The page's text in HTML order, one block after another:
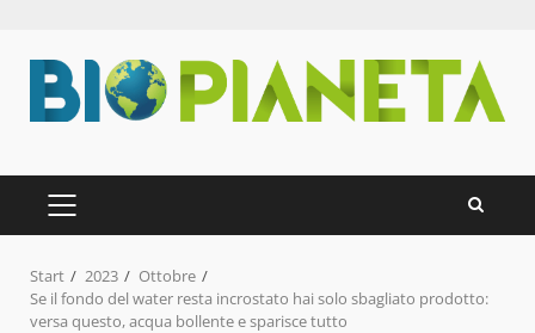
Inhalt
springen
PRIMÄRES
MENÜ
Start 2023
Ottobre
Se il fondo del water resta incrostato hai solo sbagliato prodotto:
versa questo, acqua bollente e sparisce tutto